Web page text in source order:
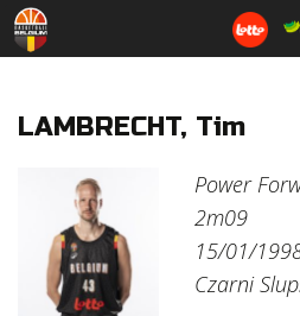
LAMBRECHT, Tim
Power
2m09
15/01/
Czarni